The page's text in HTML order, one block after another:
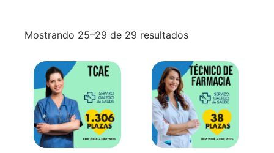
Mostrando 25–29 de 29 resultados